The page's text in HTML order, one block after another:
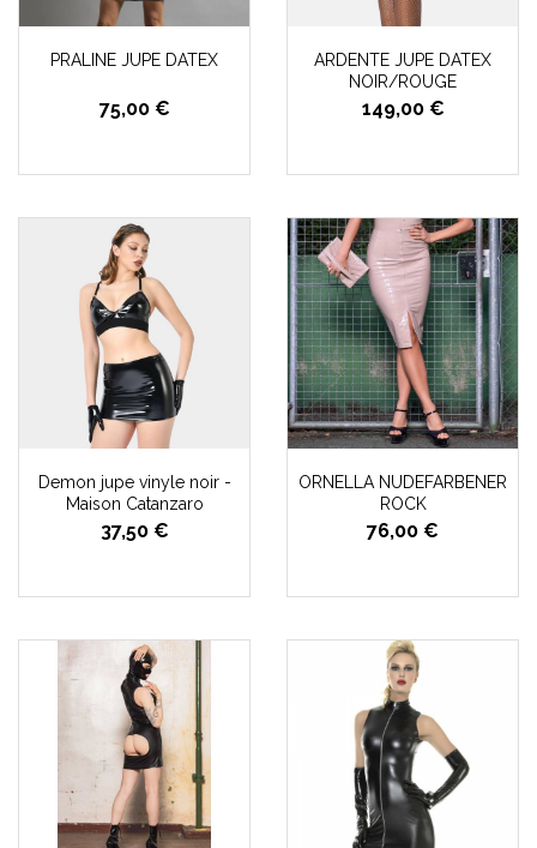
PRALINE JUPE DATEX
75,00 €
ARDENTE JUPE DATEX
NOIR/ROUGE
149,00 €
Demon jupe vinyle noir -
Maison Catanzaro
37,50 €
ORNELLA NUDEFARBENER
ROCK
76,00 €